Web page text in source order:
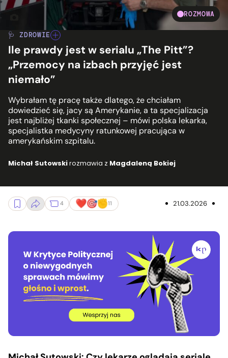
🩺 ZDROWIE
Ile prawdy jest w serialu „The Pitt”?
„Przemocy na izbach przyjęć jest
niemało”
Wybrałam tę pracę także dlatego, że chciałam
dowiedzieć się, jacy są Amerykanie, a ta specjalizacja
jest najbliżej tkanki społecznej – mówi polska lekarka,
specjalistka medycyny ratunkowej pracująca w
amerykańskim szpitalu.
Michał Sutowskirozmawia z Magdaleną Bokiej
ROZMOWA
Kadr z trailera serialu The Pitt. Fot. HBO MAX Polska/
4 11 21.03.2026